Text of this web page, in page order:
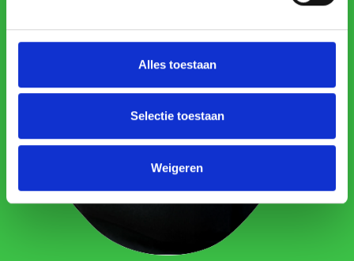
Alles toestaan
Selectie toestaan
Weigeren